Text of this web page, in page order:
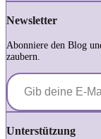
Newsletter
Abonniere den Blog
zaubern.
Gib deine E-Mail-Adresse ein ...
Unterstützung